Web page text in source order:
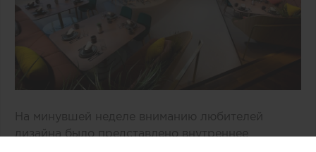
На минувшей неделе вниманию любителей
дизайна было представлено внутреннее